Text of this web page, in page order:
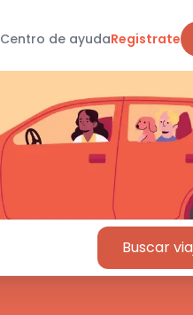
Centro de ayudaRegistrate
Buscar